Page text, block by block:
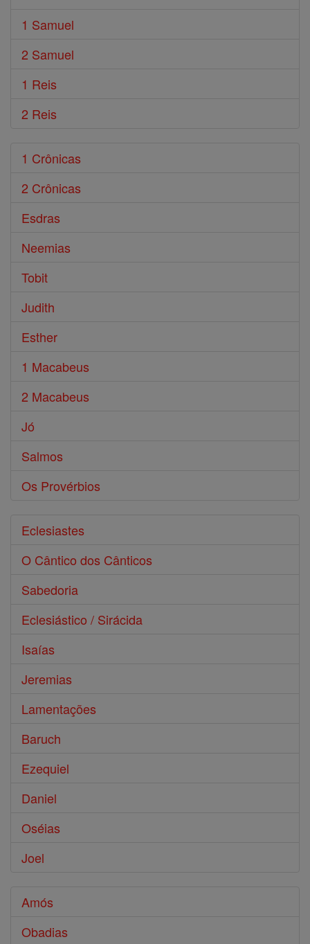
1 Samuel
2 Samuel
1 Reis
2 Reis
1 Crônicas
2 Crônicas
Esdras
Neemias
Tobit
Judith
Esther
1 Macabeus
2 Macabeus
Jó
Salmos
Os Provérbios
Eclesiastes
O Cântico dos Cânticos
Sabedoria
Eclesiástico / Sirácida
Isaías
Jeremias
Lamentações
Baruch
Ezequiel
Daniel
Oséias
Joel
Amós
Obadias